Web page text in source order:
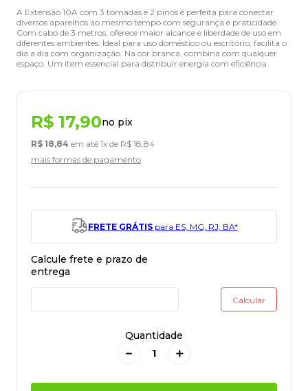
A Extensão 10A com 3 tomadas e 2 pinos é perfeita para conectar
diversos aparelhos ao mesmo tempo com segurança e praticidade.
Com cabo de 3 metros, oferece maior alcance e liberdade de uso em
diferentes ambientes. Ideal para uso doméstico ou escritório, facilita o
dia a dia com organização. Na cor branca, combina com qualquer
espaço. Um item essencial para distribuir energia com eficiência.
R$ 17,90no pix
R$ 18,84 em até 1x de R$ 18,84
mais formas de pagamento
FRETE GRÁTISpara ES, MG, RJ, BA*
Quantidade
＋
－